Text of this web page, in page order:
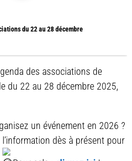
du 22 au 28 décembre
des associations de
du 22 au 28 décembre 2025,
un événement en 2026 ?
dès à présent pour